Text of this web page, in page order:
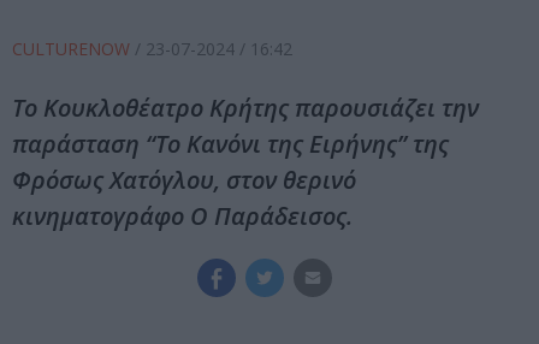
CULTURENOW / 23-07-2024 / 16:42
Το Κουκλοθέατρο Κρήτης παρουσιάζει την
παράσταση “Το Κανόνι της Ειρήνης” της
Φρόσως Χατόγλου, στον θερινό
κινηματογράφο Ο Παράδεισος.